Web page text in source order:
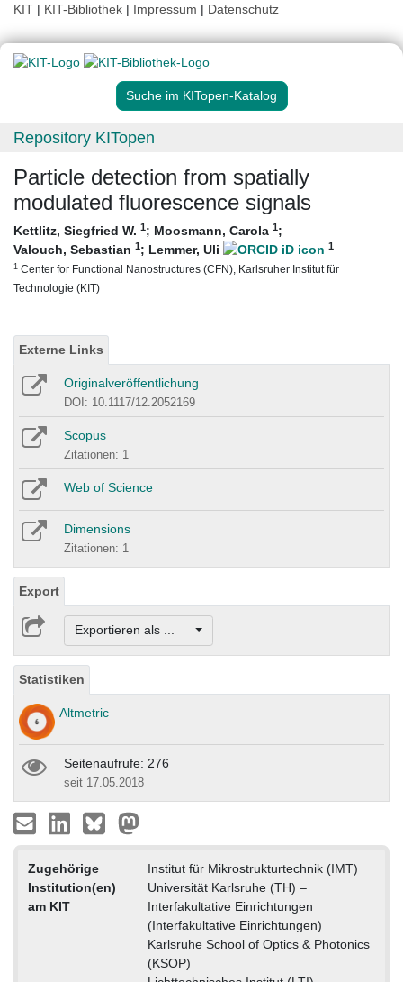
KIT | KIT-Bibliothek | Impressum | Datenschutz
Suche im KITopen-Katalog
Repository KITopen
Particle detection from spatially
modulated fluorescence signals
Kettlitz, Siegfried W. 1; Moosmann, Carola 1;
Valouch, Sebastian 1; Lemmer, Uli 1
1 Center for Functional Nanostructures (CFN), Karlsruher Institut für
Technologie (KIT)
Externe Links
Originalveröffentlichung
DOI: 10.1117/12.2052169
Scopus
Zitationen: 1
Web of Science
Dimensions
Zitationen: 1
Export
Exportieren als ...
Statistiken
Altmetric
Seitenaufrufe: 276
seit 17.05.2018
Zugehörige
Institution(en)
am KIT
Institut für Mikrostrukturtechnik (IMT)
Universität Karlsruhe (TH) –
Interfakultative Einrichtungen
(Interfakultative Einrichtungen)
Karlsruhe School of Optics & Photonics
(KSOP)